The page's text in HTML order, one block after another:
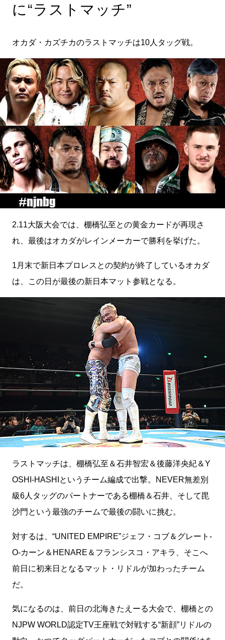
に“ラストマッチ”
オカダ・カズチカのラストマッチは10人タッグ戦。
2.11大阪大会では、棚橋弘至との黄金カードが再現さ
れ、最後はオカダがレインメーカーで勝利を挙げた。
1月末で新日本プロレスとの契約が終了しているオカダ
は、この日が最後の新日本マット参戦となる。
ラストマッチは、棚橋弘至＆石井智宏＆後藤洋央紀＆Y
OSHI-HASHIというチーム編成で出撃。NEVER無差別
級6人タッグのパートナーである棚橋＆石井、そして毘
沙門という最強のチームで最後の闘いに挑む。
対するは、“UNITED EMPIRE”ジェフ・コブ＆グレート-
O-カーン＆HENARE＆フランシスコ・アキラ、そこへ
前日に初来日となるマット・リドルが加わったチーム
だ。
気になるのは、前日の北海きたえーる大会で、棚橋との
NJPW WORLD認定TV王座戦で対戦する“新顔”リドルの